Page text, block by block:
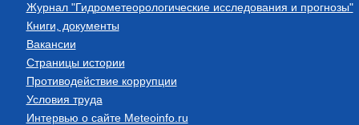
Журнал "Гидрометеорологические исследования и прогнозы"
Книги, документы
Вакансии
Страницы истории
Противодействие коррупции
Условия труда
Интервью о сайте Meteoinfo.ru